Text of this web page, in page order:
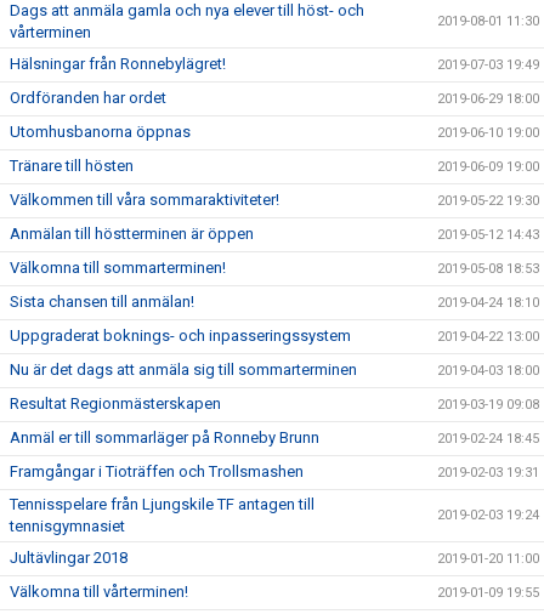
Dags att anmäla gamla och nya elever till höst- och
vårterminen
2019-08-01 11:30
Hälsningar från Ronnebylägret! 2019-07-03 19:49
Ordföranden har ordet 2019-06-29 18:00
Utomhusbanorna öppnas 2019-06-10 19:00
Tränare till hösten 2019-06-09 19:00
Välkommen till våra sommaraktiviteter! 2019-05-22 19:30
Anmälan till höstterminen är öppen 2019-05-12 14:43
Välkomna till sommarterminen! 2019-05-08 18:53
Sista chansen till anmälan! 2019-04-24 18:10
Uppgraderat boknings- och inpasseringssystem 2019-04-22 13:00
Nu är det dags att anmäla sig till sommarterminen 2019-04-03 18:00
Resultat Regionmästerskapen 2019-03-19 09:08
Anmäl er till sommarläger på Ronneby Brunn 2019-02-24 18:45
Framgångar i Tioträffen och Trollsmashen 2019-02-03 19:31
Tennisspelare från Ljungskile TF antagen till
tennisgymnasiet
2019-02-03 19:24
Jultävlingar 2018 2019-01-20 11:00
Välkomna till vårterminen! 2019-01-09 19:55